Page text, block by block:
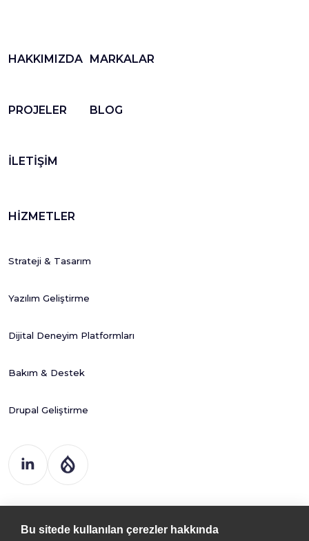
HAKKIMIZDA MARKALAR
PROJELER BLOG
İLETİŞİM
HİZMETLER
Strateji & Tasarım
Yazılım Geliştirme
Dijital Deneyim Platformları
Bakım & Destek
Drupal Geliştirme
Kemal Nehrozoğlu Cad. 400. Sk.
Bu sitede kullanılan çerezler hakkında